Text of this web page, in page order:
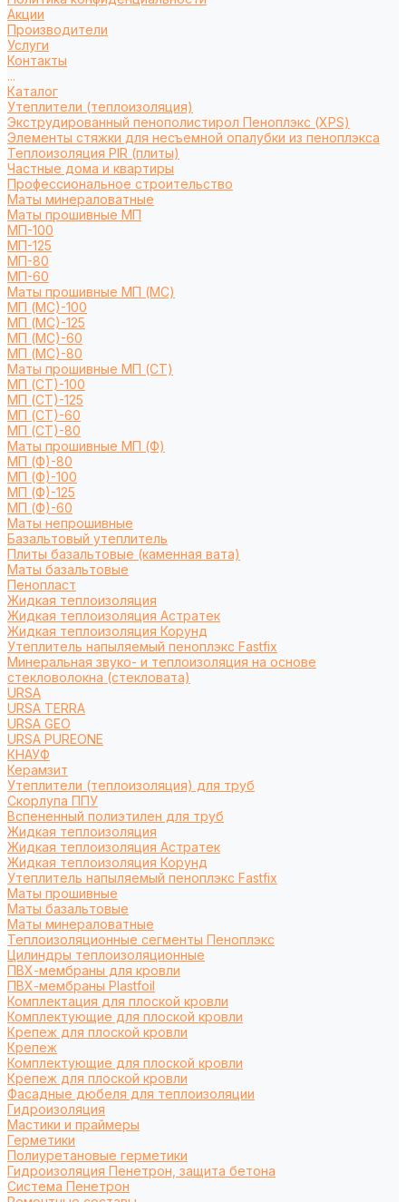
Акции
Производители
Услуги
Контакты
...
Каталог
Утеплители (теплоизоляция)
Экструдированный пенополистирол Пеноплэкс (XPS)
Элементы стяжки для несъемной опалубки из пеноплэкса
Теплоизоляция PIR (плиты)
Частные дома и квартиры
Профессиональное строительство
Маты минераловатные
Маты прошивные МП
МП-100
МП-125
МП-80
МП-60
Маты прошивные МП (МС)
МП (МС)-100
МП (МС)-125
МП (МС)-60
МП (МС)-80
Маты прошивные МП (СТ)
МП (СТ)-100
МП (СТ)-125
МП (СТ)-60
МП (СТ)-80
Маты прошивные МП (Ф)
МП (Ф)-80
МП (Ф)-100
МП (Ф)-125
МП (Ф)-60
Маты непрошивные
Базальтовый утеплитель
Плиты базальтовые (каменная вата)
Маты базальтовые
Пенопласт
Жидкая теплоизоляция
Жидкая теплоизоляция Астратек
Жидкая теплоизоляция Корунд
Утеплитель напыляемый пеноплэкс Fastfix
Минеральная звуко- и теплоизоляция на основе
стекловолокна (стекловата)
URSA
URSA TERRA
URSA GEO
URSA PUREONE
КНАУФ
Керамзит
Утеплители (теплоизоляция) для труб
Cкорлупа ППУ
Вспененный полиэтилен для труб
Жидкая теплоизоляция
Жидкая теплоизоляция Астратек
Жидкая теплоизоляция Корунд
Утеплитель напыляемый пеноплэкс Fastfix
Маты прошивные
Маты базальтовые
Маты минераловатные
Теплоизоляционные сегменты Пеноплэкс
Цилиндры теплоизоляционные
ПВХ-мембраны для кровли
ПВХ-мембраны Plastfoil
Комплектация для плоской кровли
Комплектующие для плоской кровли
Крепеж для плоской кровли
Крепеж
Комплектующие для плоской кровли
Крепеж для плоской кровли
Фасадные дюбеля для теплоизоляции
Гидроизоляция
Мастики и праймеры
Герметики
Полиуретановые герметики
Гидроизоляция Пенетрон, защита бетона
Система Пенетрон